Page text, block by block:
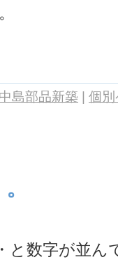
中島部品新築 | 個
と数字が並ん